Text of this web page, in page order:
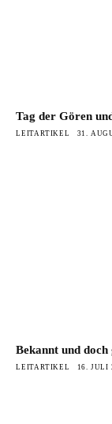
Tag der Gören
LEITARTIKEL 31.
Bekannt und doch
LEITARTIKEL 16. JULI